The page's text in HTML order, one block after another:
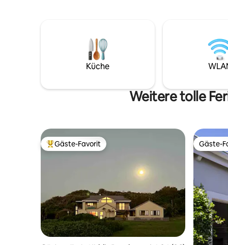
frische Bauernhofmilch und Zwieback
werden bei der Ankunft zur Verfügung
gestellt. Es ist gut für Paare,
Alleinabenteurer, Geschäftsreisende
eigenes Transportmittel ratsam ist, da
wir auf einem Bauernhof sind.
Internet
Küche
Weitere tolle
Beliebter Gäste-Favorit.
Gäste-Favorit Gäste-
Gäste-